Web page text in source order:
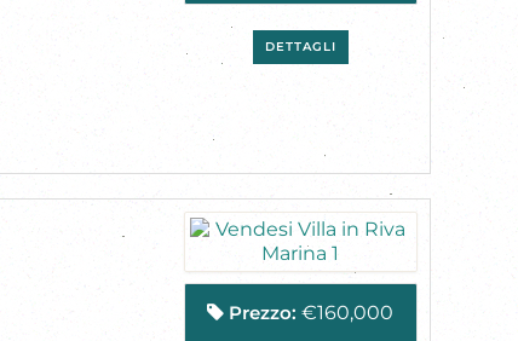
DETTAGLI
Prezzo:€160,000